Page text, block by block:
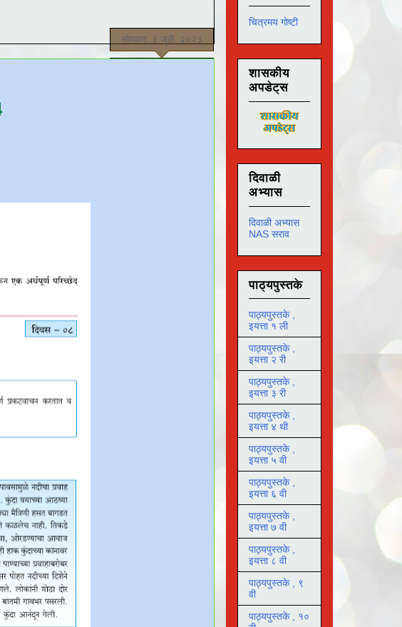
सोमवार, ३ जुलै, २०२३
चित्रमय गोष्टी
शासकीय
अपडेट्स
दिवाळी
अभ्यास
दिवाळी अभ्यास
NAS सराव
पाठ्यपुस्तके
पाठ्यपुस्तके ,
इयत्ता १ ली
पाठ्यपुस्तके ,
इयत्ता २ री
पाठ्यपुस्तके ,
इयत्ता ३ री
पाठ्यपुस्तके ,
इयत्ता ४ थी
पाठ्यपुस्तके ,
इयत्ता ५ वी
पाठ्यपुस्तके ,
इयत्ता ६ वी
पाठ्यपुस्तके ,
इयत्ता ७ वी
पाठ्यपुस्तके ,
इयत्ता ८ वी
पाठ्यपुस्तके , ९
वी
पाठ्यपुस्तके , १०